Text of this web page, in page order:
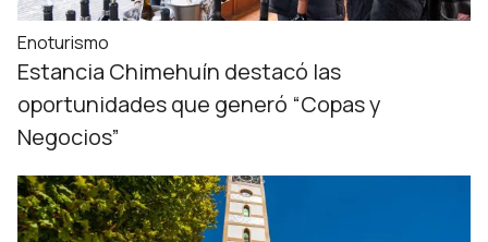
Enoturismo
Estancia Chimehuín destacó las
oportunidades que generó “Copas y
Negocios”